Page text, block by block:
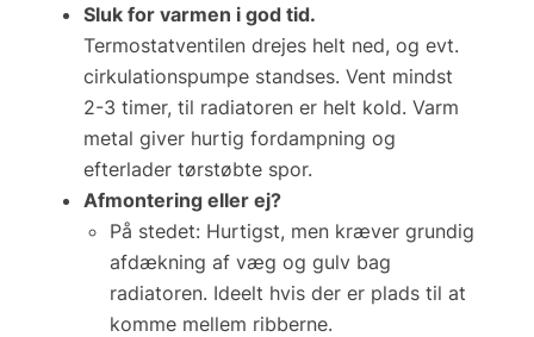
Sluk for varmen i god tid.
Termostatventilen drejes helt ned, og evt.
cirkulationspumpe standses. Vent mindst
2-3 timer, til radiatoren er helt kold. Varm
metal giver hurtig fordampning og
efterlader tørstøbte spor.
Afmontering eller ej?
På stedet: Hurtigst, men kræver grundig
afdækning af væg og gulv bag
radiatoren. Ideelt hvis der er plads til at
komme mellem ribberne.